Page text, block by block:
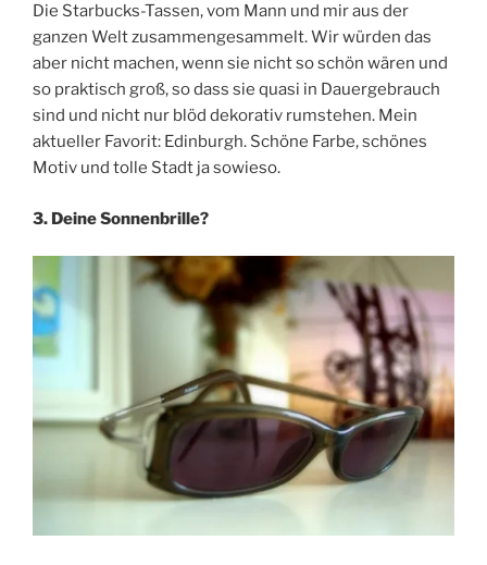
Die Starbucks-Tassen, vom Mann und mir aus der
ganzen Welt zusammengesammelt. Wir würden das
aber nicht machen, wenn sie nicht so schön wären und
so praktisch groß, so dass sie quasi in Dauergebrauch
sind und nicht nur blöd dekorativ rumstehen. Mein
aktueller Favorit: Edinburgh. Schöne Farbe, schönes
Motiv und tolle Stadt ja sowieso.
3. Deine Sonnenbrille?